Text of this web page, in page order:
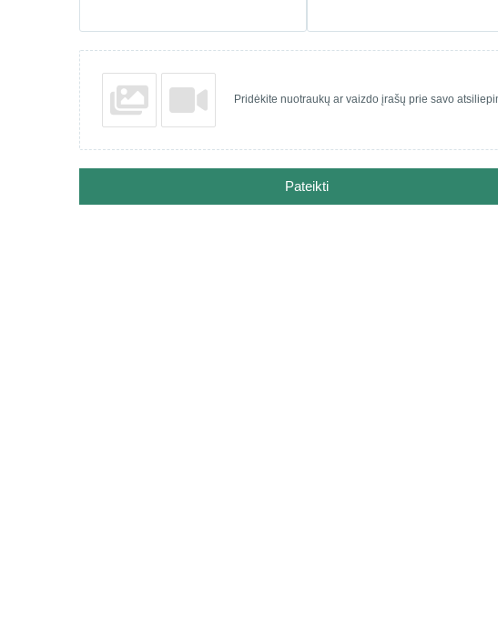
Pridėkite nuotraukų ar vaizdo įrašų prie savo
Pateikti